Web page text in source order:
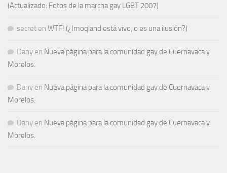
(Actualizado: Fotos de la marcha gay LGBT 2007)
secret en WTF! (¿Imoqland está vivo, o es una ilusión?)
Dany en Nueva página para la comunidad gay de Cuernavaca y
Morelos.
Dany en Nueva página para la comunidad gay de Cuernavaca y
Morelos.
Dany en Nueva página para la comunidad gay de Cuernavaca y
Morelos.